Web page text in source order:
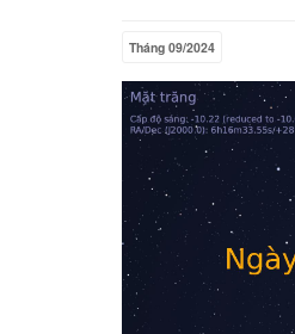
Tháng 09/2024